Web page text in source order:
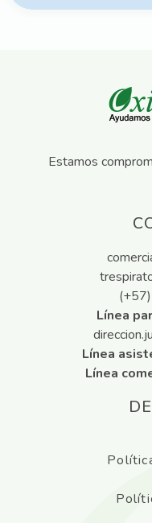
Estamos
Línea
Línea
Línea